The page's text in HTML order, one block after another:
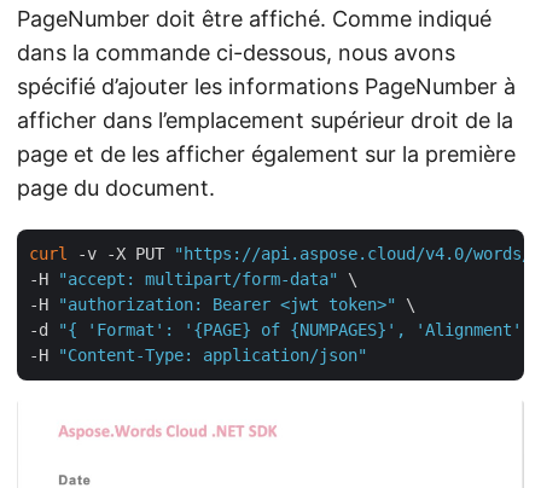
PageNumber doit être affiché. Comme indiqué
dans la commande ci-dessous, nous avons
spécifié d’ajouter les informations PageNumber à
afficher dans l’emplacement supérieur droit de la
page et de les afficher également sur la première
page du document.
curl -v -X PUT
"https://api.aspose.cloud/v4.0/words/
-H
"accept: multipart/form-data"
\
-H
"authorization: Bearer <jwt token>"
\
-d
"{ 'Format': '{PAGE} of {NUMPAGES}',
-H
"Content-Type: application/json"